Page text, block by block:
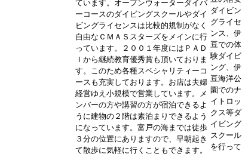
ています。オープンウォーターダイバ
ーコースのダイビングスクールやダイ
ビングライセンスは比較的規制がなく
自由なＣＭＡＳスターズをメインに行
っています。２００１年度にはＰＡＤ
Ｉから継続教育優秀賞も頂いておりま
す。このため各種スペシャリティーコ
ースも充実しております。お店は夫婦
経営ゆえ小規模で営業しています。メ
ンバーの方や講習の方が宿泊できるよ
うに建物の２階は素泊まりできるよう
になっています。富戸の海までは徒歩
３分の位置にありますので、早朝起き
て散歩に気軽に行くこともできます。
ダイビン
グライセ
ンス、伊
豆での体
験ダイビ
ング、伊
豆海洋公
園でのナ
イトロッ
クス等ダ
イビング
スクール
を行って